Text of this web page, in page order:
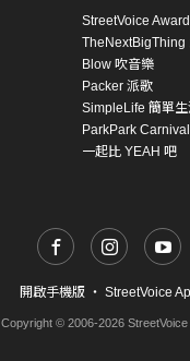
StreetVoice
TheNextBigThing
Blow 吹音樂
Packer 派歌
SimpleLife 簡單
ParkPark Carnival
一起比 YEAH 吧
開啟手機版 ・ StreetVoice
Copyright © 2006-2026 StreetVoice